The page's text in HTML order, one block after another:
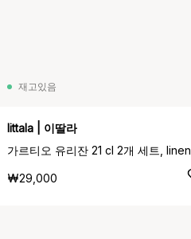
재고있음
Iittala | 이딸라
가르티오 유리잔 21 cl 2개 세트, linen
₩29,000